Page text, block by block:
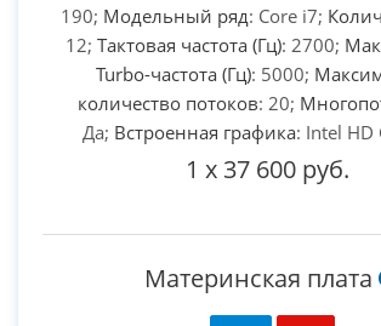
190; Модельный ряд: Core i7;
12; Тактовая частота (Гц): 2700;
Turbo-частота (Гц): 5000;
количество потоков: 20;
Да; Встроенная графика: Intel HD
1 x 37 600 руб.
Материнская плата